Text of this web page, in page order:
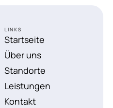
LINKS
Startseite
Über uns
Standorte
Leistungen
Kontakt